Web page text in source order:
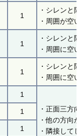
1
・シレン
・周囲が
1
・シレン
・周囲に
1
・シレン
・周囲に
1
・正面三
・他の方
・隣接し
1
1